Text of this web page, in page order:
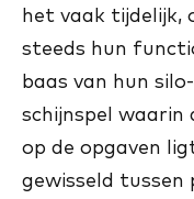
het vaak tijdelijk,
steeds hun
baas van hun
schijnspel waarin
op de opgaven
gewisseld tussen